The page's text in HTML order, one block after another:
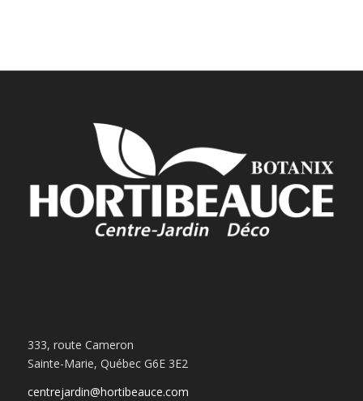
333, route Cameron
Sainte-Marie, Québec G6E 3E2
centrejardin@hortibeauce.com